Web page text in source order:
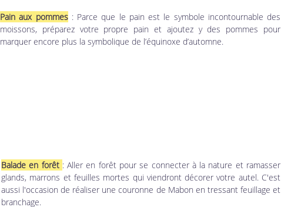
Pain aux pommes : Parce que le pain est le symbole incontournable des
moissons, préparez votre propre pain et ajoutez y des pommes pour
marquer encore plus la symbolique de l’équinoxe d’automne.
Balade en forêt : Aller en forêt pour se connecter à la nature et ramasser
glands, marrons et feuilles mortes qui viendront décorer votre autel. C'est
aussi l'occasion de réaliser une couronne de Mabon en tressant feuillage et
branchage.